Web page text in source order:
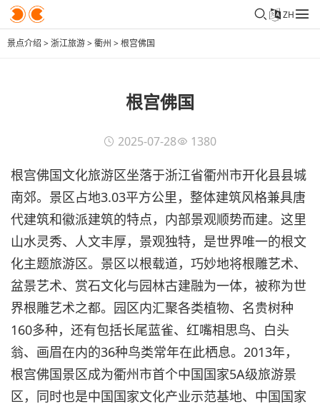
ZH
景点介绍 >浙江旅游>衢州 >根宫佛国
根宫佛国
2025-07-28 1380
根宫佛国文化旅游区坐落于浙江省衢州市开化县县城
南郊。景区占地3.03平方公里，整体建筑风格兼具唐
代建筑和徽派建筑的特点，内部景观顺势而建。这里
山水灵秀、人文丰厚，景观独特，是世界唯一的根文
化主题旅游区。景区以根载道，巧妙地将根雕艺术、
盆景艺术、赏石文化与园林古建融为一体，被称为世
界根雕艺术之都。园区内汇聚各类植物、名贵树种
160多种，还有包括长尾蓝雀、红嘴相思鸟、白头
翁、画眉在内的36种鸟类常年在此栖息。2013年，
根宫佛国景区成为衢州市首个中国国家5A级旅游景
区，同时也是中国国家文化产业示范基地、中国国家